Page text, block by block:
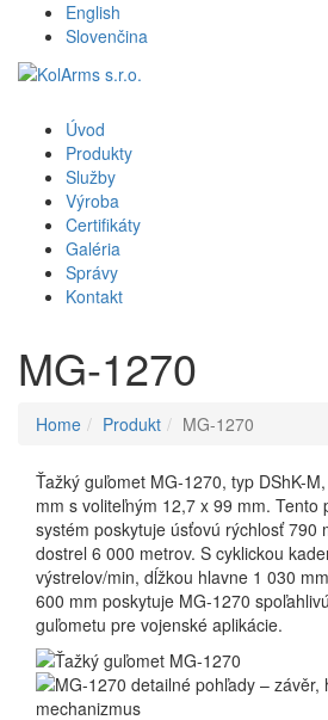
English
Slovenčina
Úvod
Produkty
Služby
Výroba
Certifikáty
Galéria
Správy
Kontakt
MG-1270
Home Produkt MG-1270
Ťažký guľomet MG-1270, typ DShK-
mm s voliteľným 12,7 x 99 mm. Tento
systém poskytuje úsťovú rýchlosť 790
dostrel 6 000 metrov. S cyklickou
výstrelov/min, dĺžkou hlavne 1 030
600 mm poskytuje MG-1270
guľometu pre vojenské aplikácie.